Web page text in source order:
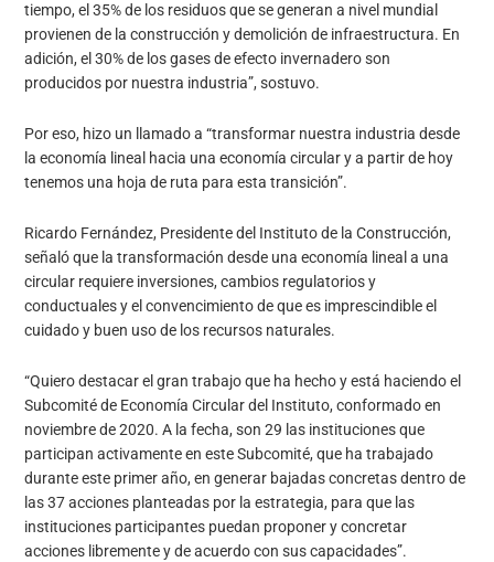
tiempo, el 35% de los residuos que se generan a nivel mundial
provienen de la construcción y demolición de infraestructura. En
adición, el 30% de los gases de efecto invernadero son
producidos por nuestra industria”, sostuvo.
Por eso, hizo un llamado a “transformar nuestra industria desde
la economía lineal hacia una economía circular y a partir de hoy
tenemos una hoja de ruta para esta transición”.
Ricardo Fernández, Presidente del Instituto de la Construcción,
señaló que la transformación desde una economía lineal a una
circular requiere inversiones, cambios regulatorios y
conductuales y el convencimiento de que es imprescindible el
cuidado y buen uso de los recursos naturales.
“Quiero destacar el gran trabajo que ha hecho y está haciendo el
Subcomité de Economía Circular del Instituto, conformado en
noviembre de 2020. A la fecha, son 29 las instituciones que
participan activamente en este Subcomité, que ha trabajado
durante este primer año, en generar bajadas concretas dentro de
las 37 acciones planteadas por la estrategia, para que las
instituciones participantes puedan proponer y concretar
acciones libremente y de acuerdo con sus capacidades”.